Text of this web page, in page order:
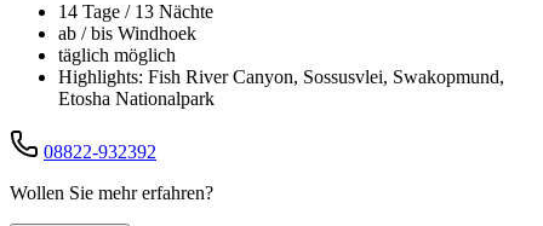
14 Tage / 13 Nächte
ab / bis Windhoek
täglich möglich
Highlights: Fish River Canyon, Sossusvlei, Swakopmund,
Etosha Nationalpark
08822-932392
Wollen Sie mehr erfahren?